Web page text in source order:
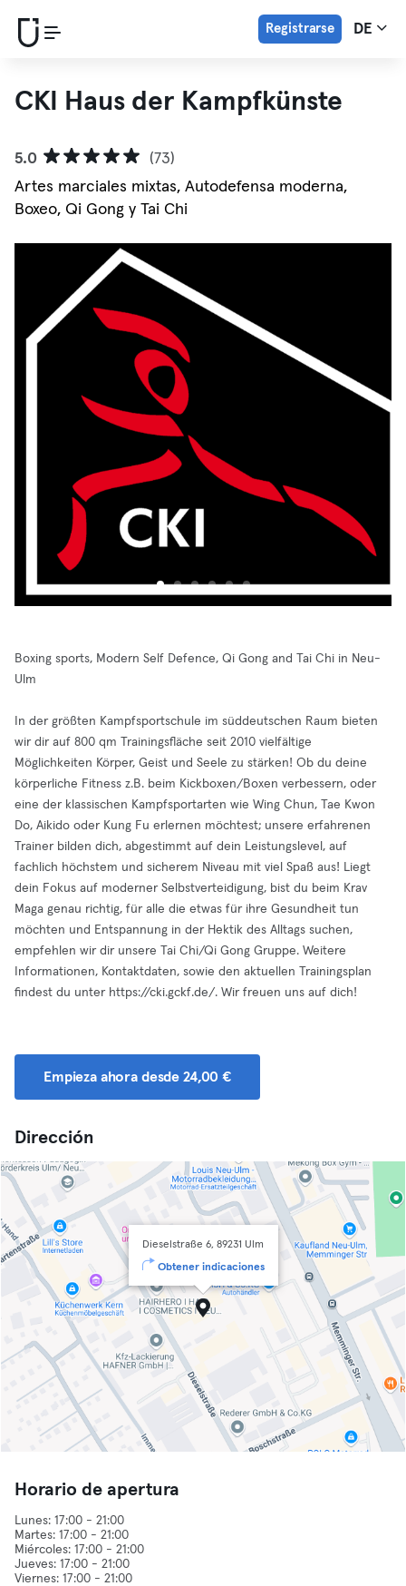
Registrarse DE
CKI Haus der Kampfkünste
5.0
(73)
Artes marciales mixtas, Autodefensa moderna,
Boxeo, Qi Gong y Tai Chi
Boxing sports, Modern Self Defence, Qi Gong and Tai Chi in Neu-
Ulm
In der größten Kampfsportschule im süddeutschen Raum bieten
wir dir auf 800 qm Trainingsfläche seit 2010 vielfältige
Möglichkeiten Körper, Geist und Seele zu stärken! Ob du deine
körperliche Fitness z.B. beim Kickboxen/Boxen verbessern, oder
eine der klassischen Kampfsportarten wie Wing Chun, Tae Kwon
Do, Aikido oder Kung Fu erlernen möchtest; unsere erfahrenen
Trainer bilden dich, abgestimmt auf dein Leistungslevel, auf
fachlich höchstem und sicherem Niveau mit viel Spaß aus! Liegt
dein Fokus auf moderner Selbstverteidigung, bist du beim Krav
Maga genau richtig, für alle die etwas für ihre Gesundheit tun
möchten und Entspannung in der Hektik des Alltags suchen,
empfehlen wir dir unsere Tai Chi/Qi Gong Gruppe. Weitere
Informationen, Kontaktdaten, sowie den aktuellen Trainingsplan
findest du unter https://cki.gckf.de/. Wir freuen uns auf dich!
Empieza ahora desde 24,00 €
Dirección
Dieselstraße 6, 89231 Ulm
Obtener indicaciones
Horario de apertura
Lunes: 17:00 - 21:00
Martes: 17:00 - 21:00
Miércoles: 17:00 - 21:00
Jueves: 17:00 - 21:00
Viernes: 17:00 - 21:00